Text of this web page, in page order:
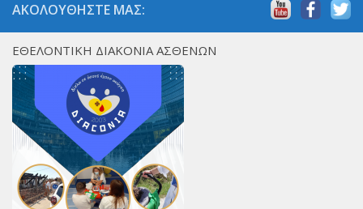
ΑΚΟΛΟΥΘΗΣΤΕ ΜΑΣ:
ΕΘΕΛΟΝΤΙΚΗ ΔΙΑΚΟΝΙΑ ΑΣΘΕΝΩΝ